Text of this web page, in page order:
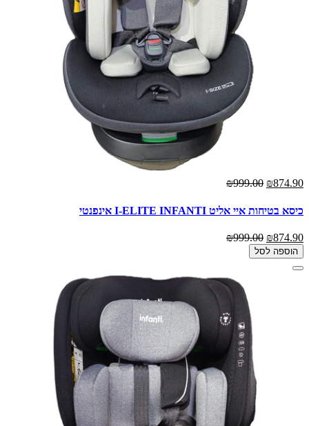
₪874.90
₪999.00
כיסא בטיחות איי אליט I-ELITE INFANTI אינפנטי
₪874.90
₪999.00
הוספה לסל